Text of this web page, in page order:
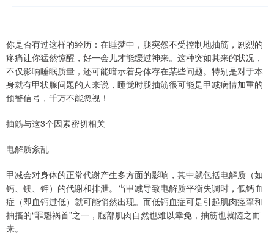
你是否有过这样的经历：在睡梦中，腿突然不受控制地抽筋，剧烈的
疼痛让你猛然惊醒，好一会儿才能缓过神来。这种突如其来的状况，
不仅影响睡眠质量，还可能暗示着身体存在某些问题。特别是对于本
身就有甲状腺问题的人来说，睡觉时腿抽筋很可能是甲减病情加重的
预警信号，千万不能忽视！
抽筋与这3个因素密切相关
电解质紊乱
甲减会对身体的正常代谢产生多方面的影响，其中就包括电解质（如
钙、镁、钾）的代谢和排泄。当甲减导致电解质平衡失调时，低钙血
症（即血钙过低）就可能悄然出现。而低钙血症可是引起肌肉痉挛和
抽搐的“罪魁祸首”之一，腿部肌肉自然也难以幸免，抽筋也就随之而
来。